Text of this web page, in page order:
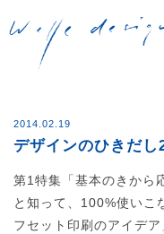
navigation
2014.02.19
デザインのひきだし
第1特集「基本のきから
と知って、100%使いこ
フセット印刷のアイデ